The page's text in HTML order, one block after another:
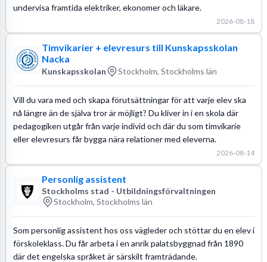
undervisa framtida elektriker, ekonomer och läkare.
2026-08-18
Timvikarier + elevresurs till Kunskapsskolan
Nacka
Kunskapsskolan Stockholm, Stockholms län
Vill du vara med och skapa förutsättningar för att varje elev ska
nå längre än de själva tror är möjligt? Du kliver in i en skola där
pedagogiken utgår från varje individ och där du som timvikarie
eller elevresurs får bygga nära relationer med eleverna.
2026-08-14
Personlig assistent
Stockholms stad - Utbildningsförvaltningen
Stockholm, Stockholms län
Som personlig assistent hos oss vägleder och stöttar du en elev i
förskoleklass. Du får arbeta i en anrik palatsbyggnad från 1890
där det engelska språket är särskilt framträdande.